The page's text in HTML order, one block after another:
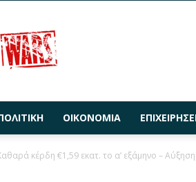
ΟΙΚΟΝΟΜΊΑ
κέρδη €1,59 εκατ. το α’ εξάμηνο –